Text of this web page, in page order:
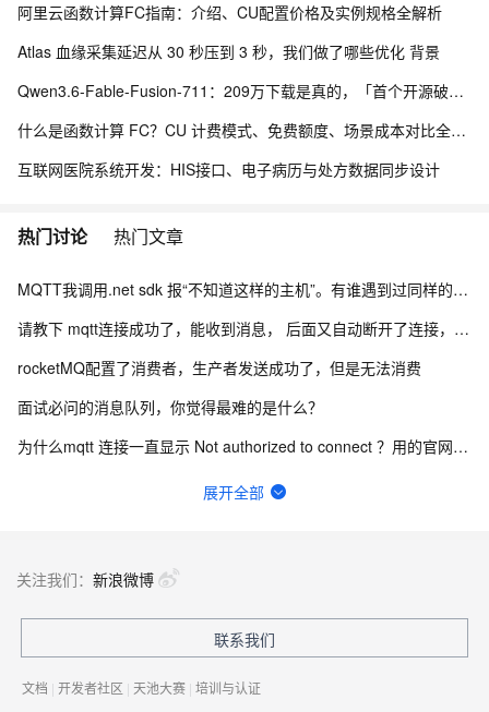
阿里云函数计算FC指南：介绍、CU配置价格及实例规格全解析
Atlas 血缘采集延迟从 30 秒压到 3 秒，我们做了哪些优化 背景
Qwen3.6-Fable-Fusion-711：209万下载是真的，「首个开源破700」得另说
什么是函数计算 FC？CU 计费模式、免费额度、场景成本对比全说明
互联网医院系统开发：HIS接口、电子病历与处方数据同步设计
热门讨论 热门文章
MQTT我调用.net sdk 报“不知道这样的主机”。有谁遇到过同样的问题吗？参数配的都没有问题？
请教下 mqtt连接成功了，能收到消息， 后面又自动断开了连接， 是什么情况？
rocketMQ配置了消费者，生产者发送成功了，但是无法消费
面试必问的消息队列，你觉得最难的是什么？
为什么mqtt 连接一直显示 Not authorized to connect ？用的官网示例。
Apache RocketMQ这样的问题哪位同学遇到过？麻烦指点一下？
MQTT RocketMQ 和RabbitMQ 怎么区分？
展开全部
关注我们： 新浪微博
联系我们
文档 | 开发者社区 | 天池大赛 | 培训与认证